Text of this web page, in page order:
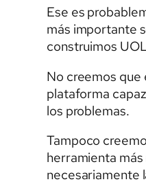
Ese es
más importante
construimos
No creemos que
plataforma
los problemas.
Tampoco
herramienta más
necesariamente